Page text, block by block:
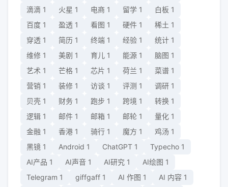
滴滴 1 火星 1 电商 1 留学 1 白板 1
百度 1 盈透 1 看图 1 硬件 1 稀土 1
穿透 1 简历 1 终端 1 经验 1 统计 1
维修 1 美剧 1 育儿 1 能源 1 脑图 1
艺术 1 芒格 1 芯片 1 荷兰 1 菜谱 1
营销 1 装修 1 访谈 1 评测 1 调研 1
贝壳 1 财务 1 跑步 1 跨境 1 转换 1
逻辑 1 邮件 1 邮箱 1 邮轮 1 量化 1
金融 1 香港 1 骑行 1 魔方 1 鸡汤 1
黑镜 1 Android 1 ChatGPT 1 Typecho 1
AI产品 1 AI声音 1 AI研究 1 AI绘图 1
Telegram 1 giffgaff 1 AI 作图 1 AI 内容 1